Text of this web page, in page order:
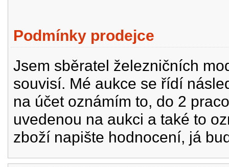
Podmínky prodejce
Jsem sběratel železničních
souvisí. Mé aukce se řídí
na účet oznámím to, do 2
uvedenou na aukci a také to
zboží napište hodnocení, já